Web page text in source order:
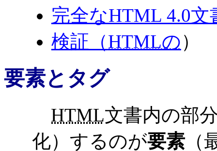
完全なHTML 4.0文
検証（HTMLの）
要素とタグ
HTML文書内の部
化）するのが要素（